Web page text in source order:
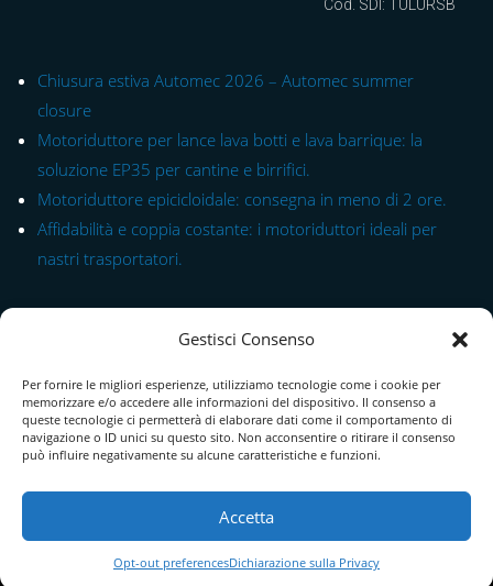
Gestisci Consenso
Per fornire le migliori esperienze, utilizziamo tecnologie come i cookie per
memorizzare e/o accedere alle informazioni del dispositivo. Il consenso a
queste tecnologie ci permetterà di elaborare dati come il comportamento di
navigazione o ID unici su questo sito. Non acconsentire o ritirare il consenso
può influire negativamente su alcune caratteristiche e funzioni.
Accetta
Opt-out preferencesDichiarazione sulla Privacy
Cod. SDI: TULURSB
Chiusura estiva Automec 2026 – Automec summer
closure
Motoriduttore per lance lava botti e lava barrique: la
soluzione EP35 per cantine e birrifici.
Motoriduttore epicicloidale: consegna in meno di 2 ore.
Affidabilità e coppia costante: i motoriduttori ideali per
nastri trasportatori.
Chi Siamo
Download Catalogo PDF
Termini e condizioni|Spedizioni, pagamenti e resi